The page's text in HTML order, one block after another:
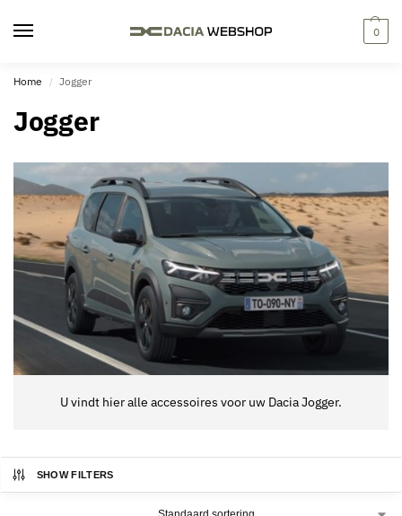
0
Home / Jogger
Jogger
U vindt hier alle accessoires voor uw Dacia Jogger.
SHOW FILTERS